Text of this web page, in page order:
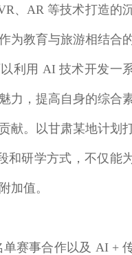
、AR 等技术打造的
为教育与旅游相结合
利用 AI 技术开发一
力，提高自身的综合
献。以甘肃某地计划
和研学方式，不仅能
加值。
赛事合作以及 AI +